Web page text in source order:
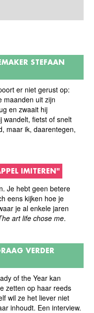
STEFAAN
er niet gerust op:
maanden uit zijn
en zwaait hij
wandelt, fietst of snelt
maar ik, daarentegen,
IMITEREN"
Je hebt geen betere
eens kijken hoe je
je al enkele jaren
art life chose me.
VERDER
of the Year kan
zetten op haar reeds
wil ze het liever niet
inhoudt. Een interview.